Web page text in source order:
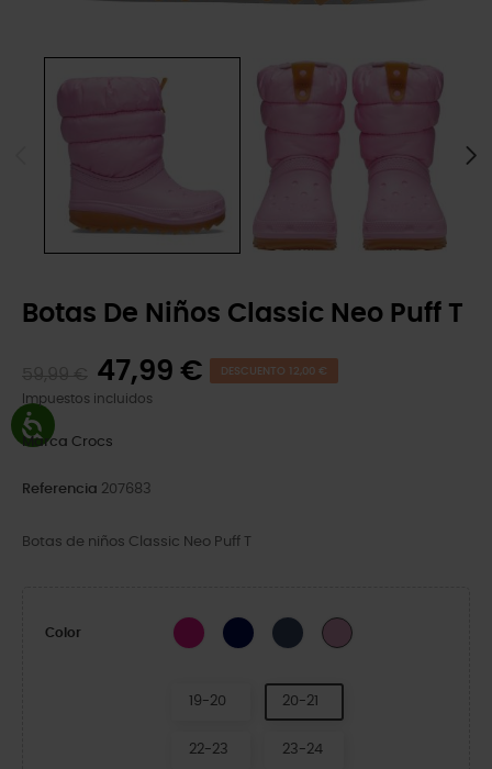
Botas De Niños Classic Neo Puff T
47,99 € DESCUENTO 12,00 €
Impuestos incluidos
Marca Crocs
Referencia 207683
Botas de niños Classic Neo Puff T
Color Candy Pink
Navy Navy/GumPink Tweed/Gum
19-20 20-21
22-23 23-24